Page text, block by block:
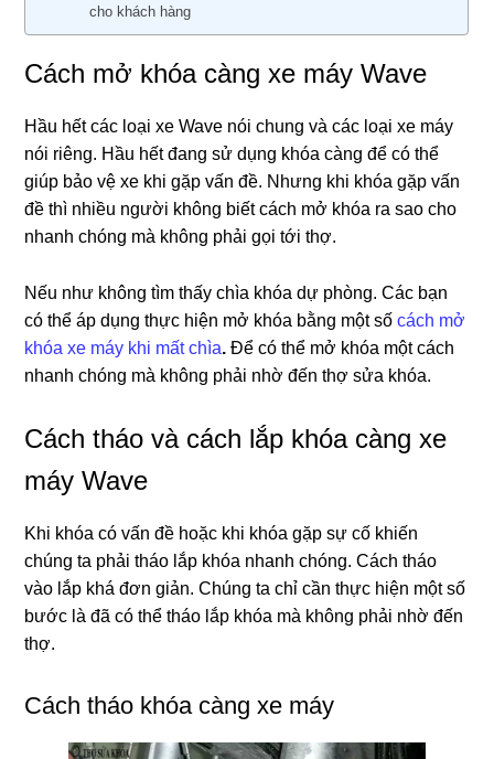
cho khách hàng
Cách mở khóa càng xe máy Wave
Hầu hết các loại xe Wave nói chung và các loại xe máy
nói riêng. Hầu hết đang sử dụng khóa càng để có thể
giúp bảo vệ xe khi gặp vấn đề. Nhưng khi khóa gặp vấn
đề thì nhiều người không biết cách mở khóa ra sao cho
nhanh chóng mà không phải gọi tới thợ.
Nếu như không tìm thấy chìa khóa dự phòng. Các bạn
có thể áp dụng thực hiện mở khóa bằng một sốcách mở
khóa xe máy khi mất chìa.Để có thể mở khóa một cách
nhanh chóng mà không phải nhờ đến thợ sửa khóa.
Cách tháo và cách lắp khóa càng xe
máy Wave
Khi khóa có vấn đề hoặc khi khóa gặp sự cố khiến
chúng ta phải tháo lắp khóa nhanh chóng. Cách tháo
vào lắp khá đơn giản. Chúng ta chỉ cần thực hiện một số
bước là đã có thể tháo lắp khóa mà không phải nhờ đến
thợ.
Cách tháo khóa càng xe máy